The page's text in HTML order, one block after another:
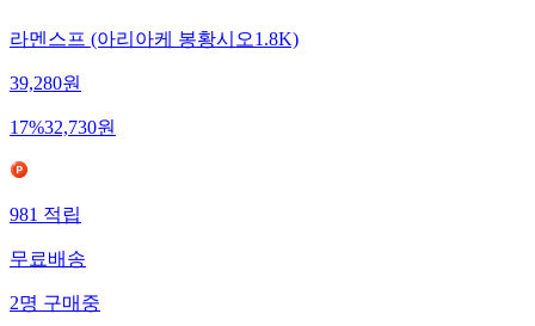
라멘스프 (아리아케 봉황시오1.8K)
39,280원
17%32,730원
981적립
무료배송
2명구매중